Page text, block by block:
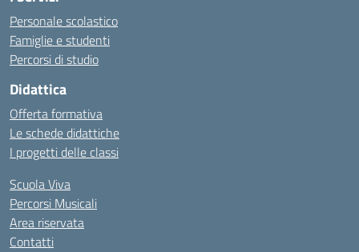
Personale scolastico
Famiglie e studenti
Percorsi di studio
Didattica
Offerta formativa
Le schede didattiche
I progetti delle classi
Scuola Viva
Percorsi Musicali
Area riservata
Contatti